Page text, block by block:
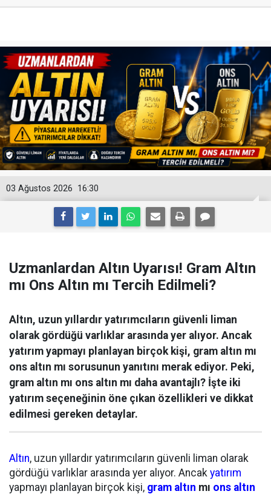
16:30
03 Ağustos 2026
Uzmanlardan Altın Uyarısı! Gram Altın
mı Ons Altın mı Tercih Edilmeli?
Altın, uzun yıllardır yatırımcıların güvenli liman
olarak gördüğü varlıklar arasında yer alıyor. Ancak
yatırım yapmayı planlayan birçok kişi, gram altın mı
ons altın mı sorusunun yanıtını merak ediyor. Peki,
gram altın mı ons altın mı daha avantajlı? İşte iki
yatırım seçeneğinin öne çıkan özellikleri ve dikkat
edilmesi gereken detaylar.
Altın, uzun yıllardır yatırımcıların güvenli liman olarak
gördüğü varlıklar arasında yer alıyor. Ancak yatırım
yapmayı planlayan birçok kişi, gram altın mı ons altın